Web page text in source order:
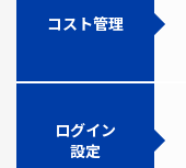
コスト管理
ログイン
設定